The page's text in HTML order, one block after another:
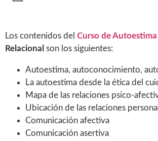
Los contenidos del Curso de Autoestima
Relacional son los siguientes:
Autoestima, autoconocimiento,
La autoestima desde la ética del
Mapa de las relaciones psico-
Ubicación de las relaciones
Comunicación afectiva
Comunicación asertiva